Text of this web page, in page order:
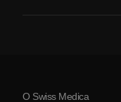
Artritida
O Srbsku
O Swiss Medica